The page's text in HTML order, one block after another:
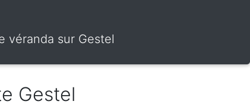
véranda sur Gestel
Gestel